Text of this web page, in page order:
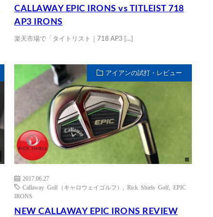
CALLAWAY EPIC IRONS vs TITLEIST 718
AP3 IRONS
楽天市場で「タイトリスト｜718 AP3 […]
アイアンの試打・レビュー
2017.06.27
Callaway Golf（キャロウェイゴルフ）
,Rick Shiels Golf ,EPIC
IRONS
NEW CALLAWAY EPIC IRONS REVIEW